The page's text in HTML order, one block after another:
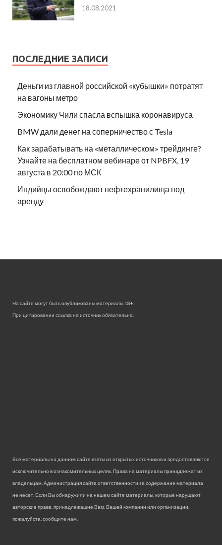
18.08.2021
ПОСЛЕДНИЕ ЗАПИСИ
Деньги из главной российской «кубышки» потратят
на вагоны метро
Экономику Чили спасла вспышка коронавируса
BMW дали денег на соперничество с Tesla
Как зарабатывать на «металлическом» трейдинге?
Узнайте на бесплатном вебинаре от NPBFX, 19
августа в 20:00 по МСК
Индийцы освобождают нефтехранилища под
аренду
На сайте могут быть опубликованы материалы 18+!
При цитировании ссылка на источник обязательна.
Все материалы на данном сайте взяты из открытых источников и предоставляются
исключительно в ознакомительных целях. Права на материалы принадлежат их
владельцам. Администрация сайта ответственности за содержание материала
не несет. Если Вы обнаружили на нашем сайте материалы, которые нарушают
авторские права, принадлежащие Вам, Вашей компании или организации,
пожалуйста, сообщите нам.